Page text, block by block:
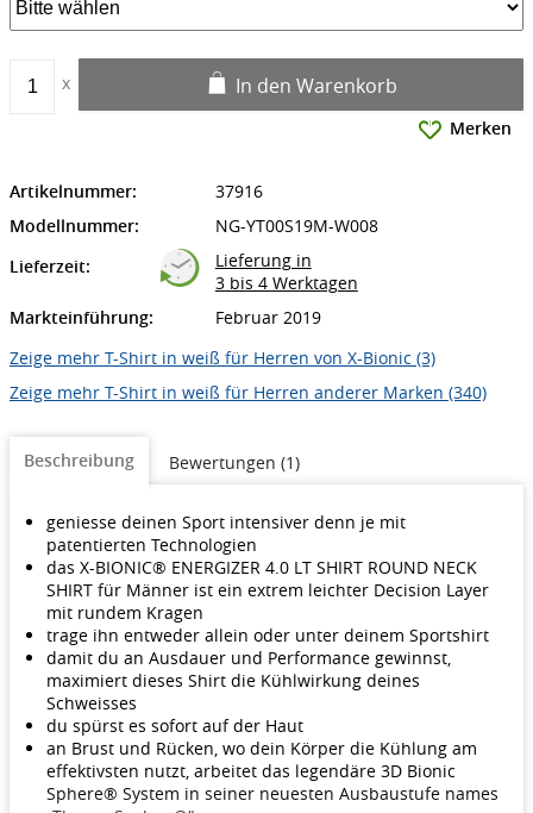
In den Warenkorb
Merken
Artikelnummer:
37916
Modellnummer:
NG-YT00S19M-W008
Lieferzeit:
Lieferung in
3 bis 4 Werktagen
Markteinführung:
Februar 2019
Zeige mehr T-Shirt in weiß für Herren von X-Bionic (3)
Zeige mehr T-Shirt in weiß für Herren anderer Marken (340)
Beschreibung Bewertungen (1)
geniesse deinen Sport intensiver denn je mit
patentierten Technologien
das X-BIONIC® ENERGIZER 4.0 LT SHIRT ROUND NECK
SHIRT für Männer ist ein extrem leichter Decision Layer
mit rundem Kragen
trage ihn entweder allein oder unter deinem Sportshirt
damit du an Ausdauer und Performance gewinnst,
maximiert dieses Shirt die Kühlwirkung deines
Schweisses
du spürst es sofort auf der Haut
an Brust und Rücken, wo dein Körper die Kühlung am
effektivsten nutzt, arbeitet das legendäre 3D Bionic
Sphere® System in seiner neuesten Ausbaustufe names